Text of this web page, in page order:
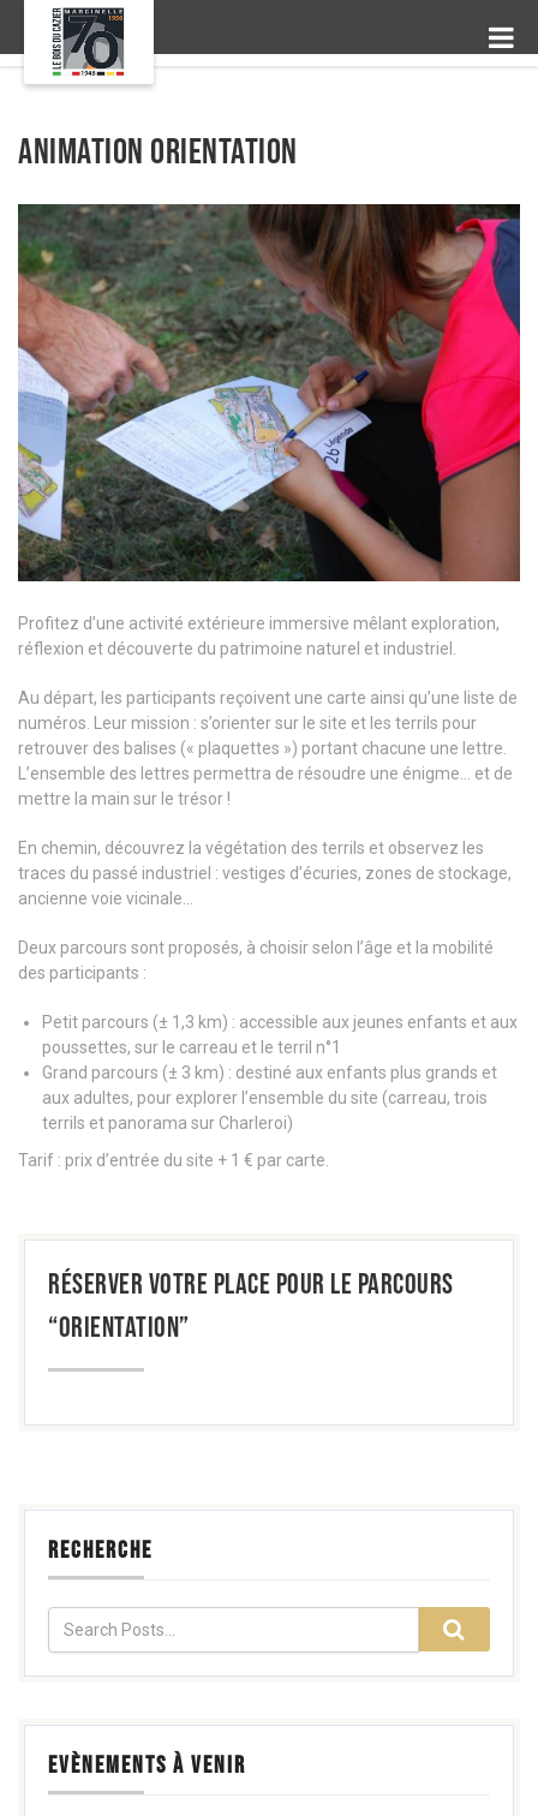
Animation orientation
Profitez d’une activité extérieure immersive mêlant exploration,
réflexion et découverte du patrimoine naturel et industriel.
Au départ, les participants reçoivent une carte ainsi qu’une liste de
numéros. Leur mission : s’orienter sur le site et les terrils pour
retrouver des balises (« plaquettes ») portant chacune une lettre.
L’ensemble des lettres permettra de résoudre une énigme… et de
mettre la main sur le trésor !
En chemin, découvrez la végétation des terrils et observez les
traces du passé industriel : vestiges d’écuries, zones de stockage,
ancienne voie vicinale…
Deux parcours sont proposés, à choisir selon l’âge et la mobilité
des participants :
Petit parcours (± 1,3 km) : accessible aux jeunes enfants et aux
poussettes, sur le carreau et le terril n°1
Grand parcours (± 3 km) : destiné aux enfants plus grands et
aux adultes, pour explorer l’ensemble du site (carreau, trois
terrils et panorama sur Charleroi)
Tarif : prix d’entrée du site + 1 € par carte.
RÉSERVER VOTRE PLACE POUR LE PARCOURS
“ORIENTATION”
RECHERCHE
EVÈNEMENTS À VENIR